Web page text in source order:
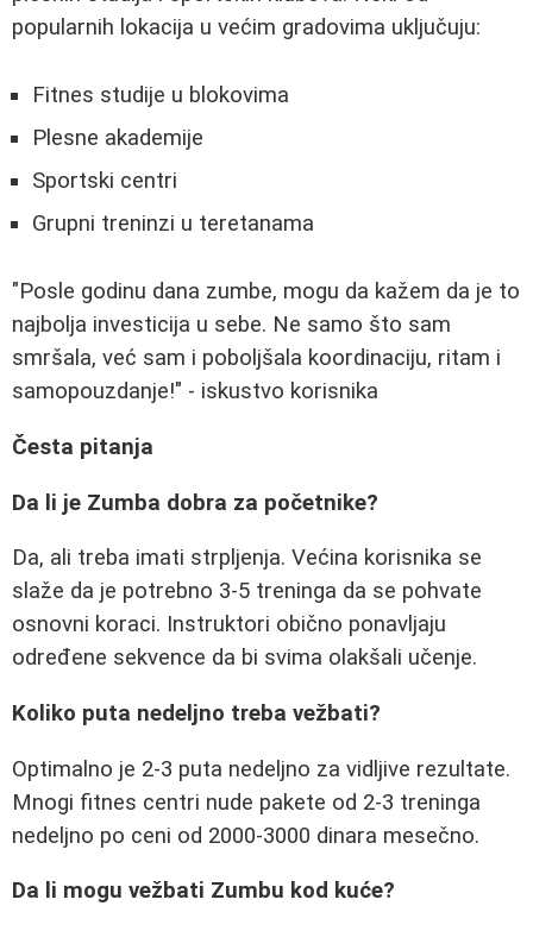
popularnih lokacija u većim gradovima uključuju:
Fitnes studije u blokovima
Plesne akademije
Sportski centri
Grupni treninzi u teretanama
"Posle godinu dana zumbe, mogu da kažem da je to
najbolja investicija u sebe. Ne samo što sam
smršala, već sam i poboljšala koordinaciju, ritam i
samopouzdanje!" - iskustvo korisnika
Česta pitanja
Da li je Zumba dobra za početnike?
Da, ali treba imati strpljenja. Većina korisnika se
slaže da je potrebno 3-5 treninga da se pohvate
osnovni koraci. Instruktori obično ponavljaju
određene sekvence da bi svima olakšali učenje.
Koliko puta nedeljno treba vežbati?
Optimalno je 2-3 puta nedeljno za vidljive rezultate.
Mnogi fitnes centri nude pakete od 2-3 treninga
nedeljno po ceni od 2000-3000 dinara mesečno.
Da li mogu vežbati Zumbu kod kuće?